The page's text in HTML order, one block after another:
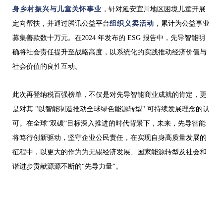
身乡村振兴与儿童关怀事业 ，针对延安宜川地区困境儿童开展
定向帮扶，并通过腾讯公益平台组织义卖活动 ，累计为公益事业
募集善款数十万元。在2024 年发布的 ESG 报告中，先导智能明
确将社会责任提升至战略高度，以系统化的实践推动经济价值与
社会价值的良性互动。
此次再登纳税百强榜单，不仅是对先导智能商业成就的肯定，更
是对其 "以智能制造推动全球绿色能源转型" 可持续发展理念的认
可。 在全球“双碳” 目标深入推进的时代背景下，未来， 先导智能
将笃行创新驱动，坚守企业公民责任，在实现自身高质量发展的
征程中，以更大的作为为无锡经济发展、国家能源转型及社会和
谐进步贡献源源不断的“先导力量“。